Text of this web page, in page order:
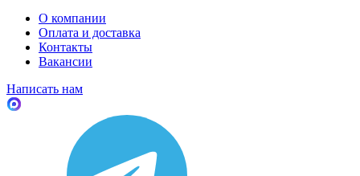
О компании
Оплата и доставка
Контакты
Вакансии
Написать нам